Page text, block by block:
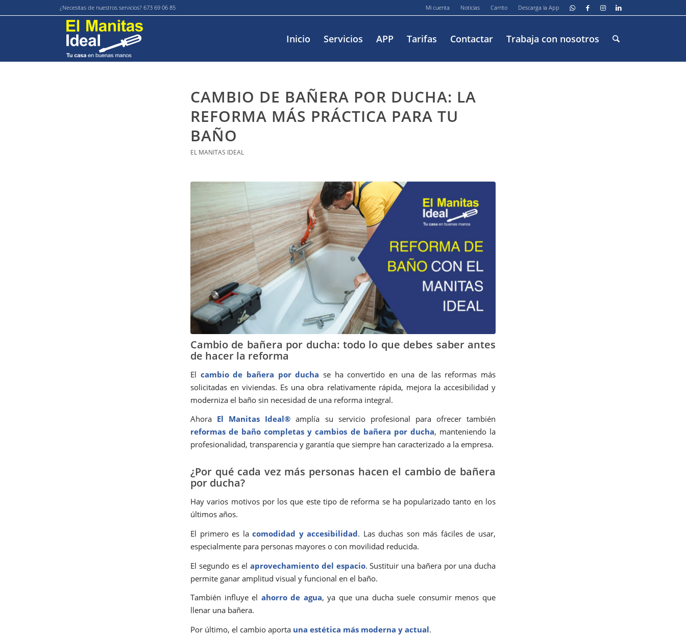
Mi cuenta Noticias Carrito Descarga la App
¿Necesitas de nuestros servicios? 673 69 06 85
Inicio Servicios APP Tarifas Contactar Trabaja con nosotros
CAMBIO DE BAÑERA POR DUCHA: LA
REFORMA MÁS PRÁCTICA PARA TU
BAÑO
EL MANITAS IDEAL
Cambio de bañera por ducha: todo lo que debes saber antes
de hacer la reforma
El cambio de bañera por ducha se ha convertido en una de las reformas más
solicitadas en viviendas. Es una obra relativamente rápida, mejora la accesibilidad y
moderniza el baño sin necesidad de una reforma integral.
Ahora El Manitas Ideal® amplía su servicio profesional para ofrecer también
reformas de baño completas y cambios de bañera por ducha, manteniendo la
profesionalidad, transparencia y garantía que siempre han caracterizado a la empresa.
¿Por qué cada vez más personas hacen el cambio de bañera
por ducha?
Hay varios motivos por los que este tipo de reforma se ha popularizado tanto en los
últimos años.
El primero es lacomodidad y accesibilidad. Las duchas son más fáciles de usar,
especialmente para personas mayores o con movilidad reducida.
El segundo es el aprovechamiento del espacio. Sustituir una bañera por una ducha
permite ganar amplitud visual y funcional en el baño.
También influye el ahorro de agua, ya que una ducha suele consumir menos que
llenar una bañera.
Por último, el cambio aporta una estética más moderna y actual.